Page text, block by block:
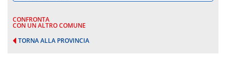
CONFRONTA
CON UN ALTRO COMUNE
TORNA ALLA PROVINCIA